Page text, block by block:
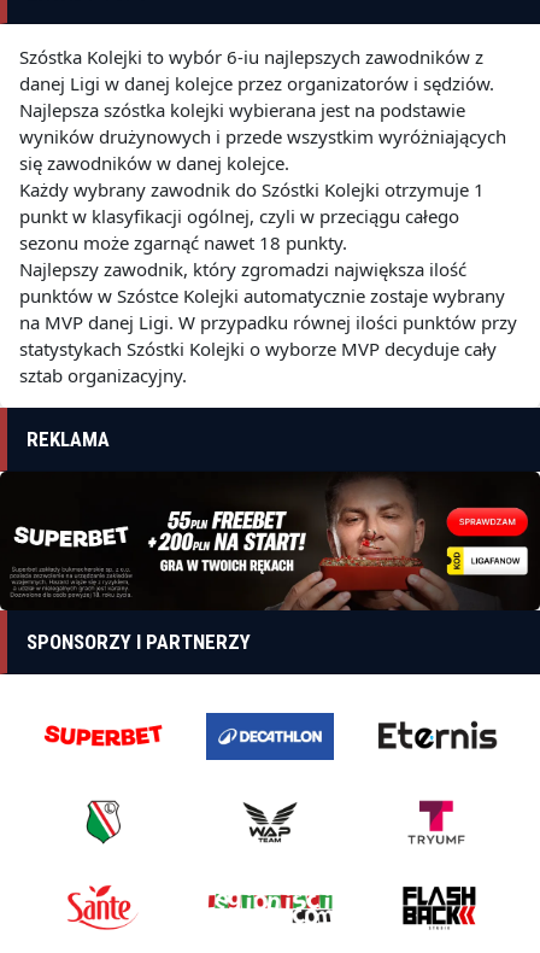
Szóstka Kolejki to wybór 6-iu najlepszych zawodników z
danej Ligi w danej kolejce przez organizatorów i sędziów.
Najlepsza szóstka kolejki wybierana jest na podstawie
wyników drużynowych i przede wszystkim wyróżniających
się zawodników w danej kolejce.
Każdy wybrany zawodnik do Szóstki Kolejki otrzymuje 1
punkt w klasyfikacji ogólnej, czyli w przeciągu całego
sezonu może zgarnąć nawet 18 punkty.
Najlepszy zawodnik, który zgromadzi największa ilość
punktów w Szóstce Kolejki automatycznie zostaje wybrany
na MVP danej Ligi. W przypadku równej ilości punktów przy
statystykach Szóstki Kolejki o wyborze MVP decyduje cały
sztab organizacyjny.
REKLAMA